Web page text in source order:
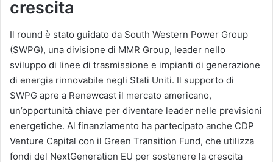
crescita
Il round è stato guidato da South Western Power Group
(SWPG), una divisione di MMR Group, leader nello
sviluppo di linee di trasmissione e impianti di generazione
di energia rinnovabile negli Stati Uniti. Il supporto di
SWPG apre a Renewcast il mercato americano,
un’opportunità chiave per diventare leader nelle previsioni
energetiche. Al finanziamento ha partecipato anche CDP
Venture Capital con il Green Transition Fund, che utilizza
fondi del NextGeneration EU per sostenere la crescita